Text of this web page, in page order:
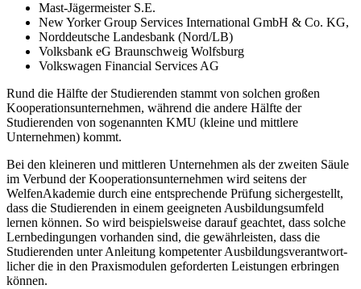
Mast-Jägermeister S.E.
New Yorker Group Services International GmbH & Co. KG,
Norddeutsche Landesbank (Nord/LB)
Volksbank eG Braunschweig Wolfsburg
Volkswagen Financial Services AG
Rund die Hälfte der Studierenden stammt von solchen großen
Kooperationsunternehmen, während die andere Hälfte der
Studierenden von sogenannten KMU (kleine und mittlere
Unternehmen) kommt.
Bei den kleineren und mittleren Unternehmen als der zweiten Säule
im Verbund der Ko­ope­rationsunternehmen wird seitens der
WelfenAka­demie durch eine entsprechende Prü­fung sicher­gestellt,
dass die Studierenden in einem geeigneten Ausbildungsumfeld
lernen kön­nen. So wird beispielsweise darauf geachtet, dass solche
Lernbedingungen vorhanden sind, die gewährleisten, dass die
Studierenden unter Anleitung kompetenter Ausbildungs­verant­wort­
licher die in den Praxismodulen geforderten Leistungen erbringen
können.